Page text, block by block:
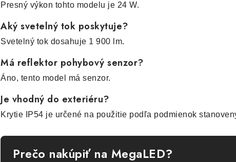
Presný výkon tohto modelu je 24 W.
Aký svetelný tok poskytuje?
Svetelný tok dosahuje 1 900 lm.
Má reflektor pohybový senzor?
Áno, tento model má senzor.
Je vhodný do exteriéru?
Krytie IP54 je určené na použitie podľa podmienok
Prečo nakúpiť na MegaLED?